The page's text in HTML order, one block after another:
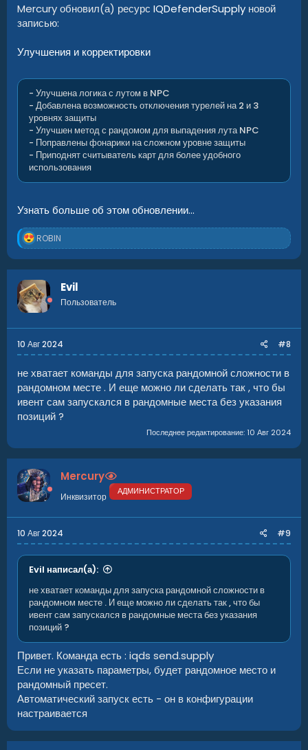
Mercury обновил(а) ресурс IQDefenderSupply новой
записью:
Улучшения и корректировки
- Улучшена логика с лутом в NPC
- Добавлена возможность отключения турелей на 2 и 3
уровнях защиты
- Улучшен метод с рандомом для выпадения лута NPC
- Поправлены фонарики на сложном уровне защиты
- Приподнят считыватель карт для более удобного
использования
Узнать больше об этом обновлении...
Р
е
а
к
ц
и
и
:
ROBIN
Evil
Пользователь
10 Авг 2024 #8
не хватает команды для запуска рандомной сложности в
рандомном месте . И еще можно ли сделать так , что бы
ивент сам запускался в рандомные места без указания
позиций ?
Последнее редактирование:10 Авг 2024
Mercury
Инквизитор АДМИНИСТРАТОР
10 Авг 2024 #9
Evil написал(а):
не хватает команды для запуска рандомной сложности в
рандомном месте . И еще можно ли сделать так , что бы
ивент сам запускался в рандомные места без указания
позиций ?
Привет. Команда есть : iqds send.supply
Если не указать параметры, будет рандомное место и
рандомный пресет.
Автоматический запуск есть - он в конфигурации
настраивается